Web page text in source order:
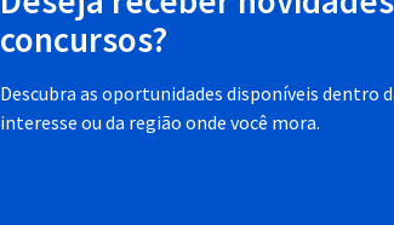
concursos?
Descubra as oportunidades disponíveis dentro
interesse ou da região onde você mora.